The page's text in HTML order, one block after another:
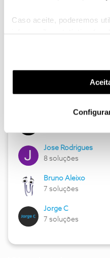
Caso aceite, poderemos
funcionalidades (cookies
funcionalidade) e adaptar
(cookies de publicidade
utilização dos cookies
Hall of Fame
Jose Rodrigues
8 soluções
Bruno Aleixo
7 soluções
Jorge C
7 soluções